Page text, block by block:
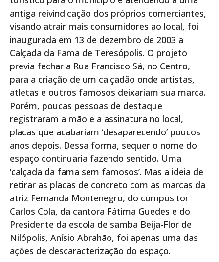
antiga reivindicação dos próprios comerciantes,
visando atrair mais consumidores ao local, foi
inaugurada em 13 de dezembro de 2003 a
Calçada da Fama de Teresópolis. O projeto
previa fechar a Rua Francisco Sá, no Centro,
para a criação de um calçadão onde artistas,
atletas e outros famosos deixariam sua marca.
Porém, poucas pessoas de destaque
registraram a mão e a assinatura no local,
placas que acabariam ‘desaparecendo’ poucos
anos depois. Dessa forma, sequer o nome do
espaço continuaria fazendo sentido. Uma
‘calçada da fama sem famosos’. Mas a ideia de
retirar as placas de concreto com as marcas da
atriz Fernanda Montenegro, do compositor
Carlos Cola, da cantora Fátima Guedes e do
Presidente da escola de samba Beija-Flor de
Nilópolis, Anísio Abrahão, foi apenas uma das
ações de descaracterização do espaço.